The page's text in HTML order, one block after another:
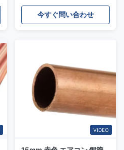
今すぐ問い合わせ
VIDEO